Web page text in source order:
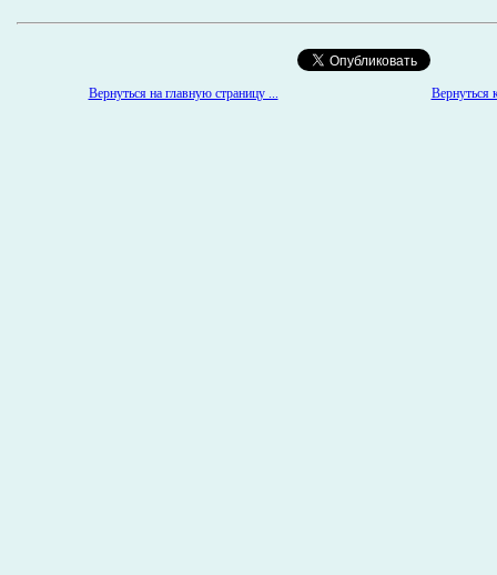
Вернуться на главную страницу ... Вернуться